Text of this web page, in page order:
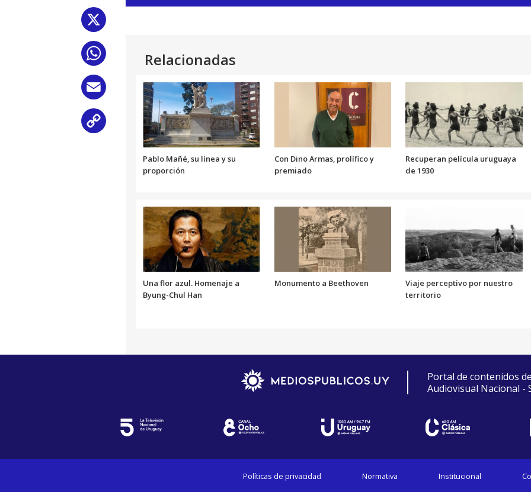
WhatsApp
audio
Relacionadas
Pablo Mañé, su línea y su
proporción
Con Dino Armas, prolífico y
premiado
Recuperan película uruguaya
de 1930
Una flor azul. Homenaje a
Byung-Chul Han
Monumento a Beethoven
Viaje perceptivo por nuestro
territorio
Portal de contenidos
Audiovisual Nacional -
Políticas de privacidad Normativa Institucional